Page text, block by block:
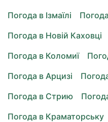
Погода в Ізмаїлі
Погода в Новій Каховці
Погода в Коломиї
Погода в Арцизі
Погода в Стрию
Погода в Краматорську